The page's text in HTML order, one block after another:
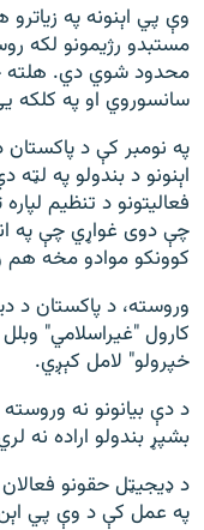
وې پي اېنونه په
مستبدو رژیمونو لکه
محدود شوي دي. هلته
سانسوروي او په کلکه
په نومبر کې د
اېنونو د بندولو په
فعالیتونو د تنظیم
چې دوی غواړي چې په
کوونکو موادو مخه هم
وروسته، د پاکستان د
کارول "غیراسلامي"
خپرولو" لامل کېږي.
د دې بیانونو نه
بشپړ بندولو اراده نه
د ډیجیټل حقونو
په عمل کې د وې پي